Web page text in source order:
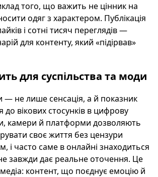
того, що важить не цінник на
одяг з характером. Публікація
і сотні тисяч переглядів —
для контенту, який «підірвав»
для суспільства та моди
— не лише сенсація, а й показник
до вікових стосунків в цифрову
камери й платформи дозволяють
своє життя без цензури
і часто саме в онлайні знаходиться
завжди дає реальне оточення. Це
контент, що поєднує емоцію й